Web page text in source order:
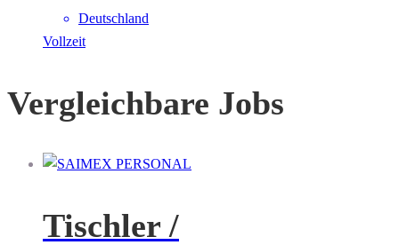
Deutschland
Vollzeit
Vergleichbare Jobs
Tischler /